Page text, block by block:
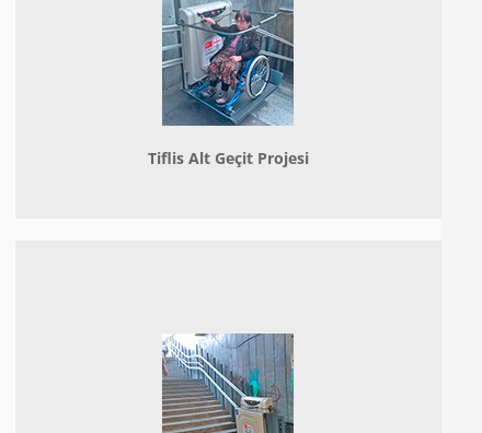
Tiflis Alt Geçit Projesi